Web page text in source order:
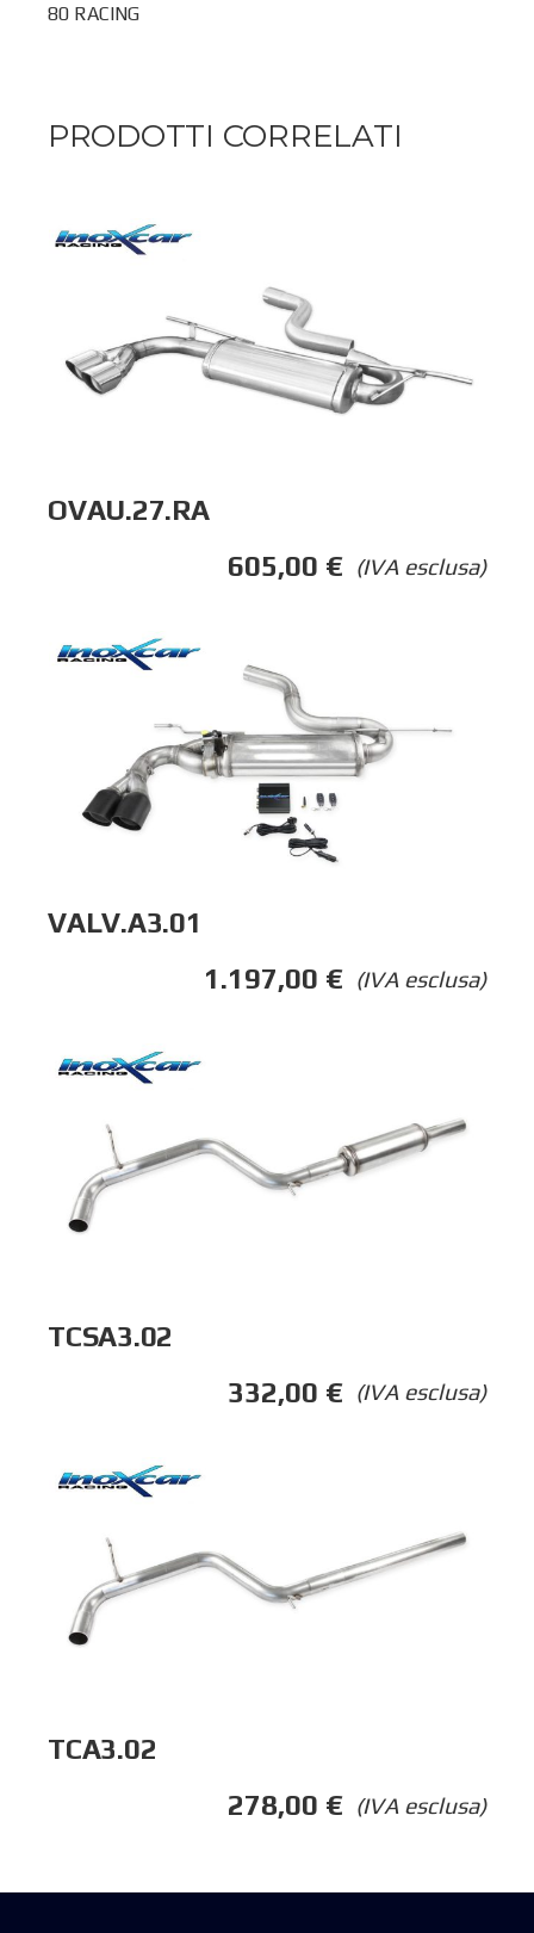
80 RACING
PRODOTTI CORRELATI
OVAU.27.RA
(IVA esclusa)
605,00 €
VALV.A3.01
(IVA esclusa)
1.197,00 €
TCSA3.02
(IVA esclusa)
332,00 €
TCA3.02
(IVA esclusa)
278,00 €